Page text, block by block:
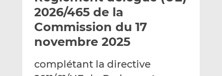
e
r
p
a
e
g
e
r
s
r
g
e
s
r
2026/465 de la
Commission du 17
novembre 2025
complétant la directive